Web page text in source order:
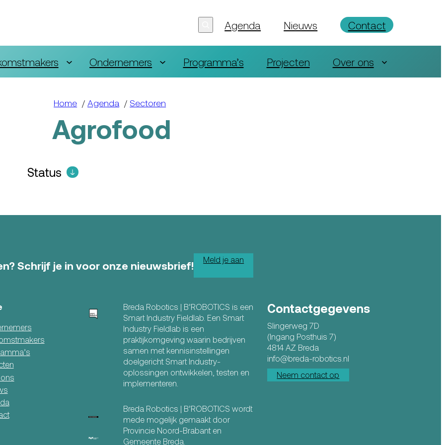
Agenda Nieuws Contact
Ondernemers Programma’s Projecten Over ons
Home /Agenda / Sectoren
Agrofood
Status
Schrijf je in voor onze nieuwsbrief! Meld je aan
Breda Robotics | B’ROBOTICS is een
Smart Industry Fieldlab. Een Smart
Industry Fieldlab is een
praktijkomgeving waarin bedrijven
samen met kennisinstellingen
doelgericht Smart Industry-
oplossingen ontwikkelen, testen en
implementeren.
Breda Robotics | B’ROBOTICS wordt
mede mogelijk gemaakt door
Provincie Noord-Brabant en
Gemeente Breda.
Contactgegevens
Slingerweg 7D
(Ingang Posthuis 7)
4814 AZ Breda
info@breda-robotics.nl
Neem contact op